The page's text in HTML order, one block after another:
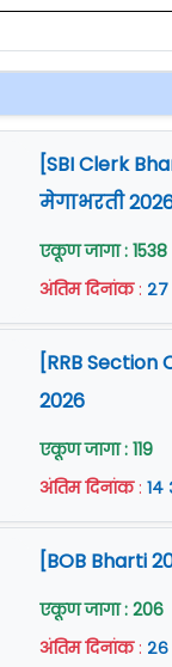
[SBI Clerk
मेगाभरती
एकूण जागा : 1538
अंतिम दिनांक:
[RRB
2026
एकूण जागा : 119
अंतिम दिनांक:
[BOB Bharti
एकूण जागा : 206
अंतिम दिनांक: